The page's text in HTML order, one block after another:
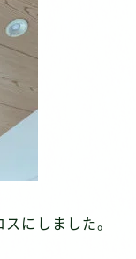
にしました。